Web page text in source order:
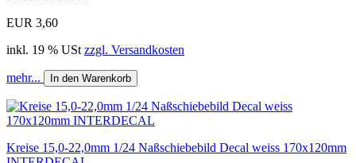
EUR 3,60
inkl. 19 % USt zzgl. Versandkosten
mehr... In den Warenkorb
Kreise 15,0-22,0mm 1/24 Naßschiebebild Decal weiss 170x120mm